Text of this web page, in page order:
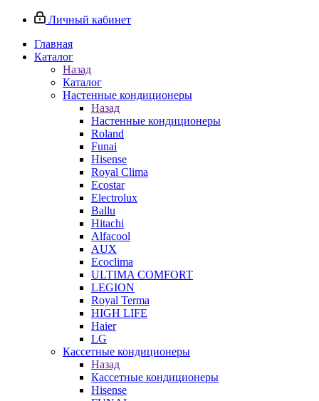
Личный кабинет
Главная
Каталог
Назад
Каталог
Настенные кондиционеры
Назад
Настенные кондиционеры
Roland
Funai
Hisense
Royal Clima
Ecostar
Electrolux
Ballu
Hitachi
Alfacool
AUX
Ecoclima
ULTIMA COMFORT
LEGION
Royal Terma
HIGH LIFE
Haier
LG
Кассетные кондиционеры
Назад
Кассетные кондиционеры
Hisense